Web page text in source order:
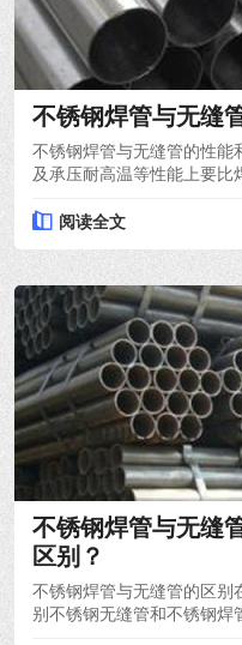
不锈钢焊管与无缝
不锈钢焊管与无缝管的性能
及承压耐高温等性能上要比
阅读全文
不锈钢焊管与无缝
区别？
不锈钢焊管与无缝管的区别
别不锈钢无缝管和不锈钢焊